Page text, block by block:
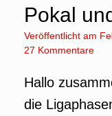
Pokal
Veröffentlicht am
27 Kommentare
Hallo
die